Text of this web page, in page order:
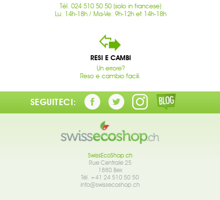
Tél. 024 510 50 50 (solo in francese)
Lu: 14h-18h / Ma-Ve: 9h-12h et 14h-18h
RESI E CAMBI
Un errore?
Reso e cambio facili.
SEGUITECI:
SwissEcoShop.ch
Rue Centrale 25
1880 Bex
Tél. +41 24 510 50 50
info@swissecoshop.ch